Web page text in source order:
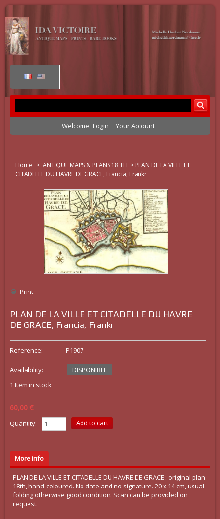
Welcome Login Your Account
Home > ANTIQUE MAPS & PLANS 18 TH > PLAN DE LA VILLE ET
CITADELLE DU HAVRE DE GRACE, Francia, Frankr
Print
PLAN DE LA VILLE ET CITADELLE DU HAVRE
DE GRACE, Francia, Frankr
Reference: P1907
Availability:
DISPONIBLE
1 Item in stock
60,00 €
Quantity:
More info
PLAN DE LA VILLE ET CITADELLE DU HAVRE DE GRACE : original plan
18th, hand-coloured. No date and no signature. 20 x 14 cm, usual
folding otherwise good condition. Scan can be provided on
request.